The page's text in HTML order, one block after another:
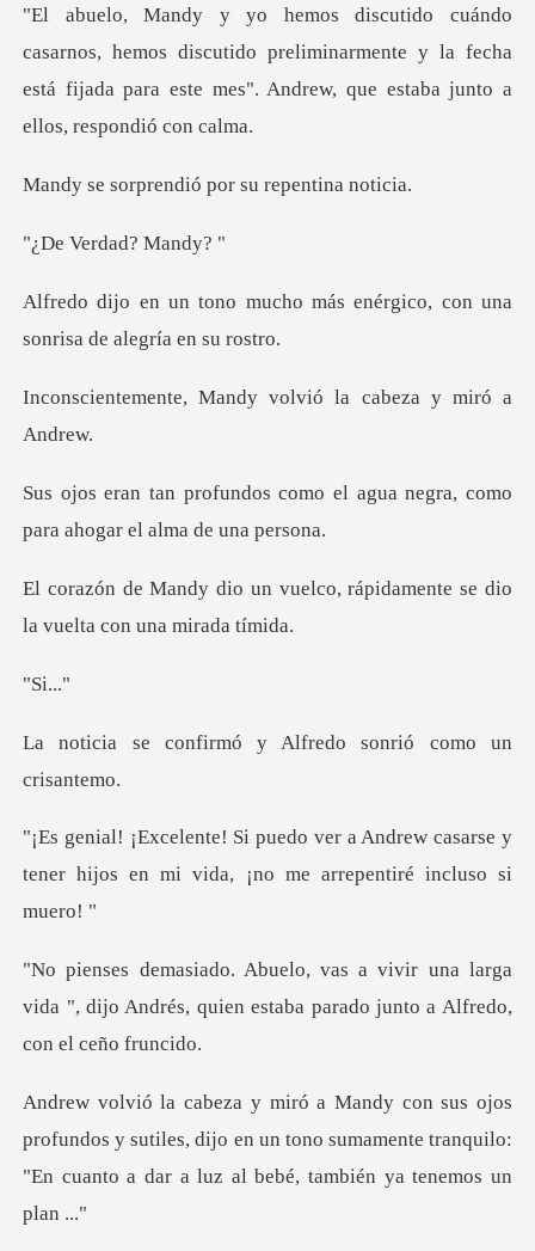
s discutido preliminarmente y la fecha
está fijada para este
ndió por su rep
rdad? M
o más enérgico, con una
sonr
Mandy volvió la cab
omo el agua negra, como
para
elco, rápidamente se dio
la v
i.
mó y Alfredo sonrió
Andrew casarse y
tener hijos en mi vid
na larga
vida ", dijo Andrés, quien estaba p
ndos y sutiles, dijo en un tono sumamente tranquilo:
"En